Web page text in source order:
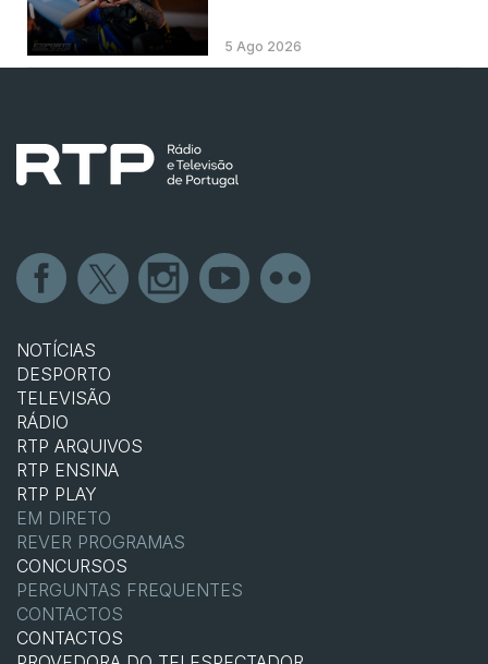
5 Ago 2026
NOTÍCIAS
DESPORTO
TELEVISÃO
RÁDIO
RTP ARQUIVOS
RTP ENSINA
RTP PLAY
EM DIRETO
REVER PROGRAMAS
CONCURSOS
PERGUNTAS FREQUENTES
CONTACTOS
CONTACTOS